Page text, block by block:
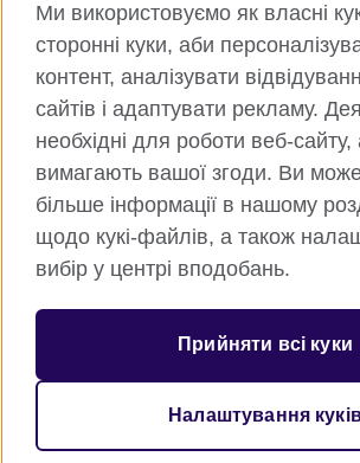
Facebook Twitter
Instagram Flickr
TikTok
Всесвітня Британська Рада
Приватність та умови користування
Куки
© 2026 British Council
Ми використовуємо як власні
сторонні куки, аби
контент, аналізувати
сайтів і адаптувати рекламу.
необхідні для роботи веб-сайту,
вимагають вашої згоди. Ви
більше інформації в нашому
щодо кукі-файлів, а також
вибір у центрі вподобань.
Прийняти всі куки
Налаштування